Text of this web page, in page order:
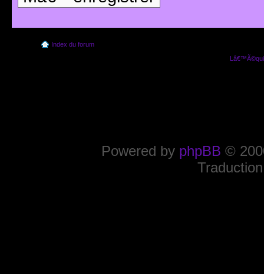
Index du forum
Powered by phpBB ©